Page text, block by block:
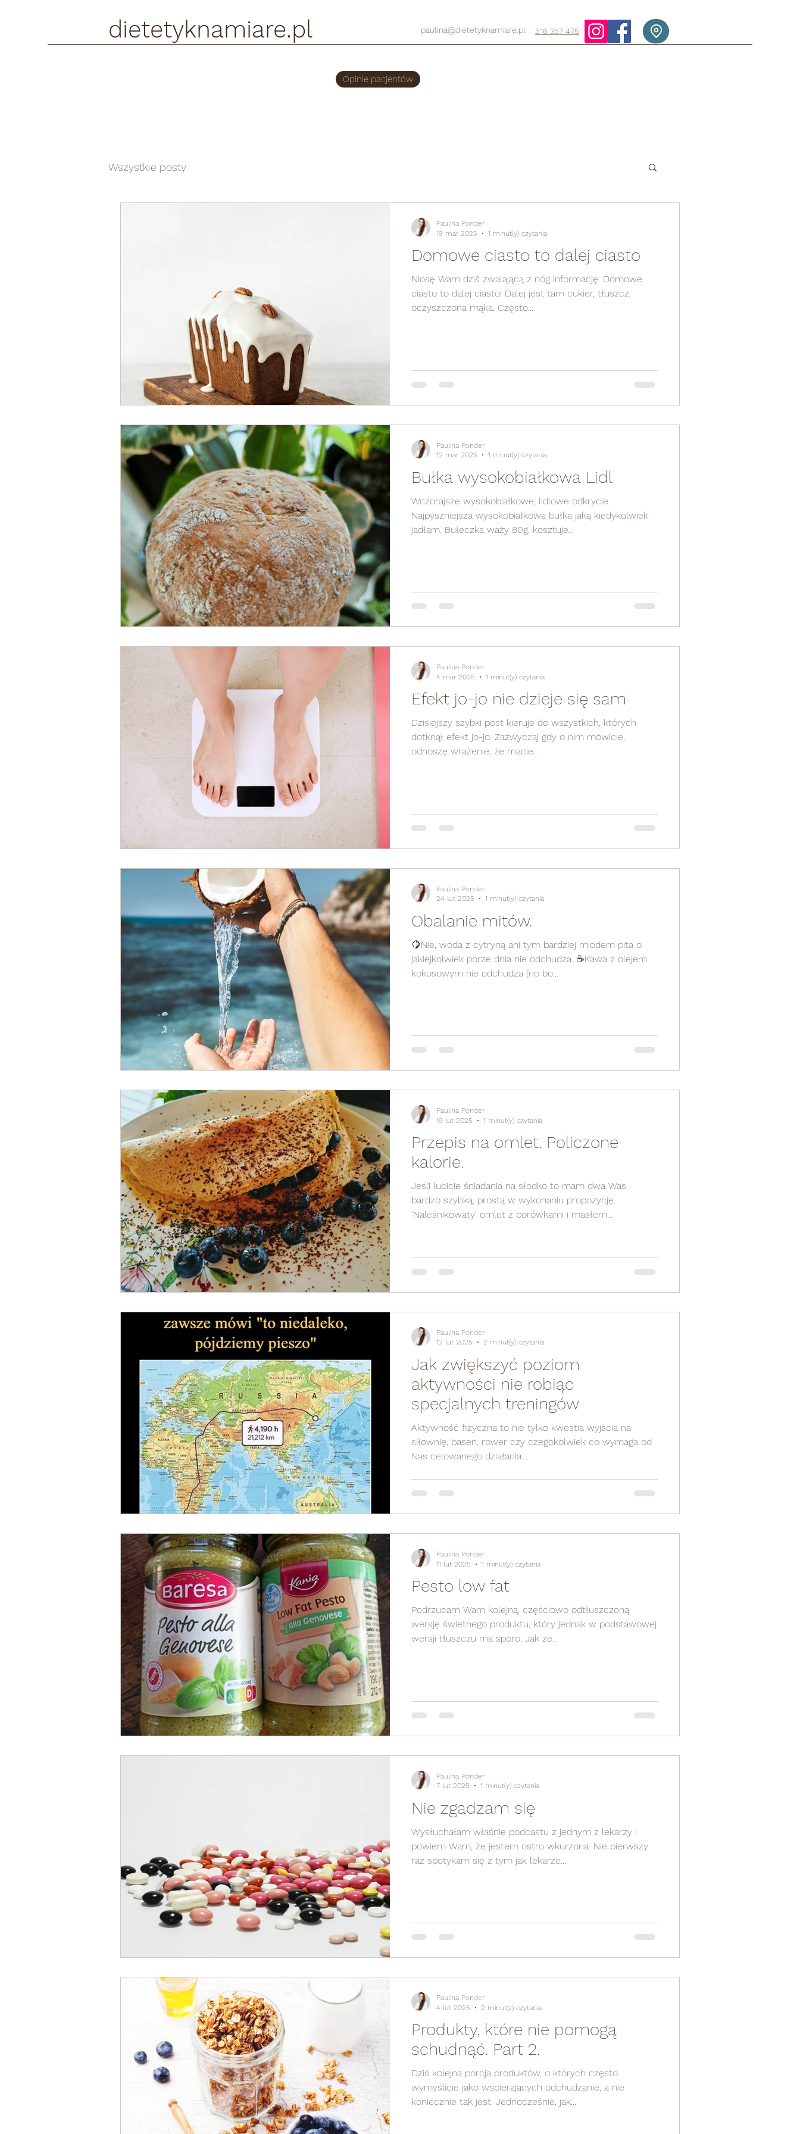
paulina@dietetyknamiare.pl 516 357 475
Opinie pacjentów
dietetyknamiare.pl
Wszystkie posty
Domowe ciasto to dalej ciasto
Niosę Wam dziś zwalającą z nóg informację. Domowe
ciasto to dalej ciasto! Dalej jest tam cukier, tłuszcz,
oczyszczona mąka. Często...
Paulina Ponder
19 mar 2025
1 minut(y) czytania
Bułka wysokobiałkowa Lidl
Wczorajsze wysokobiałkowe, lidlowe odkrycie.
Najpyszniejsza wysokobiałkowa bułka jaką kiedykolwiek
jadłam. Bułeczka waży 80g, kosztuje...
Paulina Ponder
12 mar 2025
1 minut(y) czytania
Efekt jo-jo nie dzieje się sam
Dzisiejszy szybki post kieruje do wszystkich, których
dotknął efekt jo-jo. Zazwyczaj gdy o nim mówicie,
odnoszę wrażenie, że macie...
Paulina Ponder
4 mar 2025
1 minut(y) czytania
Obalanie mitów.
🍋Nie, woda z cytryną ani tym bardziej miodem pita o
jakiejkolwiek porze dnia nie odchudza. ☕Kawa z olejem
kokosowym nie odchudza (no bo...
Paulina Ponder
24 lut 2025
1 minut(y) czytania
Przepis na omlet. Policzone
kalorie.
Jeśli lubicie śniadania na słodko to mam dwa Was
bardzo szybką, prostą w wykonaniu propozycję.
'Naleśnikowaty' omlet z borówkami i masłem...
Paulina Ponder
19 lut 2025
1 minut(y) czytania
Jak zwiększyć poziom
aktywności nie robiąc
specjalnych treningów
Aktywność fizyczna to nie tylko kwestia wyjścia na
siłownię, basen, rower czy czegokolwiek co wymaga od
Nas celowanego działania....
Paulina Ponder
12 lut 2025
2 minut(y) czytania
Pesto low fat
Podrzucam Wam kolejną, częściowo odtłuszczoną
wersję świetnego produktu, który jednak w podstawowej
wersji tłuszczu ma sporo. Jak ze...
Paulina Ponder
11 lut 2025
1 minut(y) czytania
Nie zgadzam się
Wysłuchałam właśnie podcastu z jednym z lekarzy i
powiem Wam, że jestem ostro wkurzona. Nie pierwszy
raz spotykam się z tym jak lekarze...
Paulina Ponder
7 lut 2025
1 minut(y) czytania
Produkty, które nie pomogą
schudnąć. Part 2.
Dziś kolejna porcja produktów, o których często
wymyślicie jako wspierających odchudzanie, a nie
koniecznie tak jest. Jednocześnie, jak...
Paulina Ponder
4 lut 2025
2 minut(y) czytania